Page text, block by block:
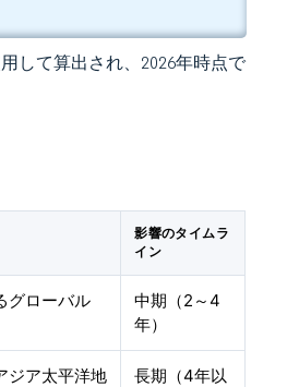
して算出され、2026年時点で
影響のタイムラ
イン
グローバル
中期（2～4
年）
ジア太平洋地
長期（4年以